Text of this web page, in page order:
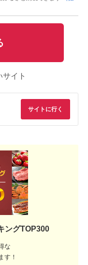
イト
サイトに行く
ングTOP300
な
す！